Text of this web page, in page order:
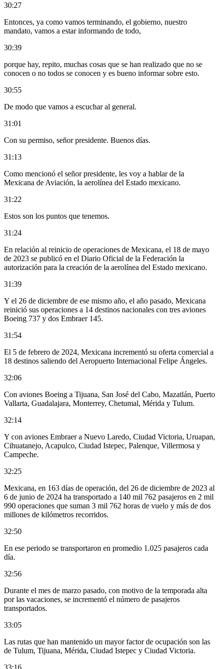
30:27
Entonces, ya como vamos terminando, el gobierno, nuestro
mandato, vamos a estar informando de todo,
30:39
porque hay, repito, muchas cosas que se han realizado que no se
conocen o no todos se conocen y es bueno informar sobre esto.
30:55
De modo que vamos a escuchar al general.
31:01
Con su permiso, señor presidente. Buenos días.
31:13
Como mencionó el señor presidente, les voy a hablar de la
Mexicana de Aviación, la aerolínea del Estado mexicano.
31:22
Estos son los puntos que tenemos.
31:24
En relación al reinicio de operaciones de Mexicana, el 18 de mayo
de 2023 se publicó en el Diario Oficial de la Federación la
autorización para la creación de la aerolínea del Estado mexicano.
31:39
Y el 26 de diciembre de ese mismo año, el año pasado, Mexicana
reinició sus operaciones a 14 destinos nacionales con tres aviones
Boeing 737 y dos Embraer 145.
31:54
El 5 de febrero de 2024, Mexicana incrementó su oferta comercial a
18 destinos saliendo del Aeropuerto Internacional Felipe Ángeles.
32:06
Con aviones Boeing a Tijuana, San José del Cabo, Mazatlán, Puerto
Vallarta, Guadalajara, Monterrey, Chetumal, Mérida y Tulum.
32:14
Y con aviones Embraer a Nuevo Laredo, Ciudad Victoria, Uruapan,
Cihuatanejo, Acapulco, Ciudad Istepec, Palenque, Villermosa y
Campeche.
32:25
Mexicana, en 163 días de operación, del 26 de diciembre de 2023 al
6 de junio de 2024 ha transportado a 140 mil 762 pasajeros en 2 mil
990 operaciones que suman 3 mil 762 horas de vuelo y más de dos
millones de kilómetros recorridos.
32:50
En ese periodo se transportaron en promedio 1.025 pasajeros cada
día.
32:56
Durante el mes de marzo pasado, con motivo de la temporada alta
por las vacaciones, se incrementó el número de pasajeros
transportados.
33:05
Las rutas que han mantenido un mayor factor de ocupación son las
de Tulum, Tijuana, Mérida, Ciudad Istepec y Ciudad Victoria.
33:16